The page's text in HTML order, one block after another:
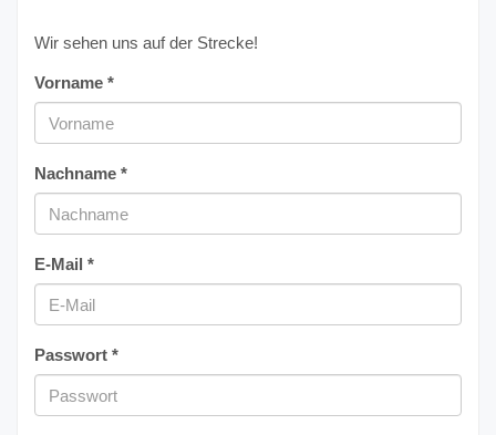
Wir sehen uns auf der Strecke!
Vorname *
Nachname *
E-Mail *
Passwort *